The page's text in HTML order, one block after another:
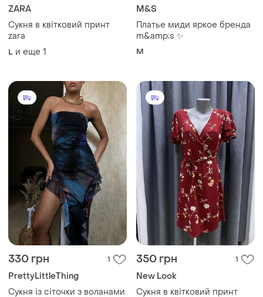
ZARA
Сукня в квітковий принт
zara
L и еще 1
M&S
Платье миди яркое бренда
m&amp;s ✨
M
330 грн 1
PrettyLittleThing
Сукня із сіточки з воланами
350 грн 1
New Look
Сукня в квітковий принт